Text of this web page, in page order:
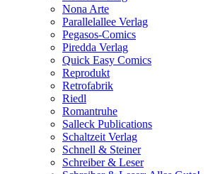
Nona Arte
Parallelallee Verlag
Pegasos-Comics
Piredda Verlag
Quick Easy Comics
Reprodukt
Retrofabrik
Riedl
Romantruhe
Salleck Publications
Schaltzeit Verlag
Schnell & Steiner
Schreiber & Leser